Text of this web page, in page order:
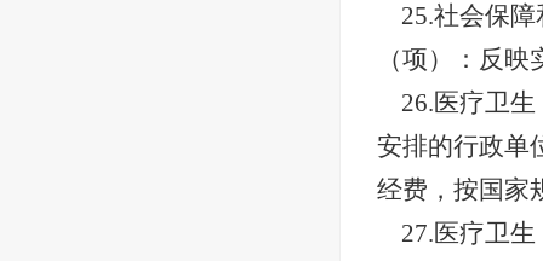
25.社会保
（项）：反
26.医疗卫
安排的行政单
经费，按国家
27.医疗卫